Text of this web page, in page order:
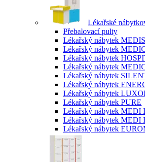
Lékařské
Přebalovací pulty
Lékařský nábytek
Lékařský nábytek
Lékařský nábytek
Lékařský nábytek
Lékařský nábytek
Lékařský nábytek
Lékařský nábytek
Lékařský nábytek PURE
Lékařský nábytek MEDI
Lékařský nábytek MEDI
Lékařský nábytek